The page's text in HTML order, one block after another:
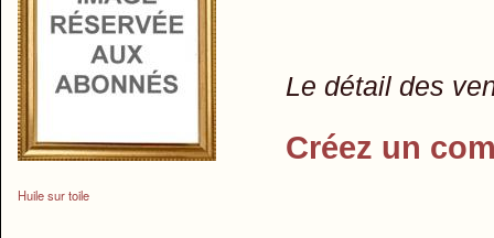
Huile sur toile
Le détail des
Créez un